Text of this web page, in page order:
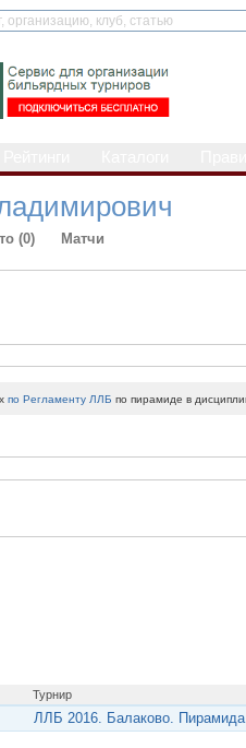
(0) Матчи
по Регламенту ЛЛБ по пирамиде в
Турнир
ЛЛБ 2016. Балаково.